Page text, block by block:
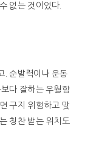
없는 것이었다.
. 순발력이나 운동
다 잘하는 우월함
구지 위험하고 맞
칭찬 받는 위치도